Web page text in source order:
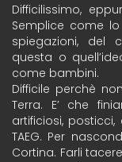
Difficilissimo,
Semplice come
spiegazioni, del
questa o
come bambini.
Difficile perchè
Terra. E’ che
artificiosi,
TAEG. Per
Cortina. Farli